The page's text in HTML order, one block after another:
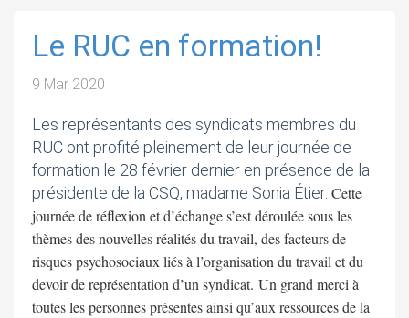
Le RUC en formation!
9 Mar 2020
Les représentants des syndicats membres du
RUC ont profité pleinement de leur journée de
formation le 28 février dernier en présence de la
présidente de la CSQ, madame Sonia Étier. Cette
journée de réflexion et d’échange s’est déroulée sous les
thèmes des nouvelles réalités du travail, des facteurs de
risques psychosociaux liés à l’organisation du travail et du
devoir de représentation d’un syndicat. Un grand merci à
toutes les personnes présentes ainsi qu’aux ressources de la